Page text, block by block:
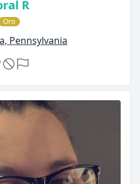
R
Oro
Pennsylvania